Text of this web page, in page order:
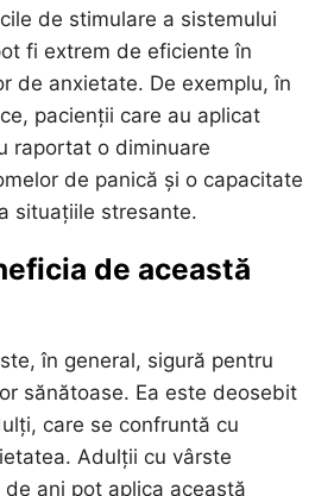
de stimulare a sistemului
fi extrem de eficiente în
de anxietate. De exemplu, în
pacienții care au aplicat
raportat o diminuare
de panică și o capacitate
situațiile stresante.
de această
în general, sigură pentru
sănătoase. Ea este deosebit
care se confruntă cu
Adulții cu vârste
ani pot aplica această